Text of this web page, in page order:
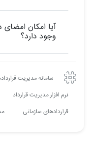
آیا امکان امضای
وجود دارد؟
سامانه مدیریت
نرم افزار مدیریت قرارداد
قراردادهای سازمانی